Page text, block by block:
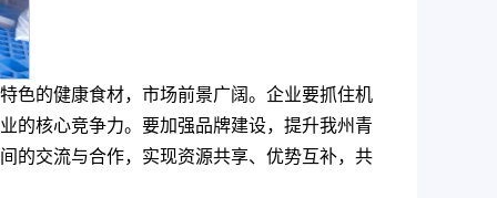
色的健康食材，市场前景广阔。企业要抓住机
的核心竞争力。要加强品牌建设，提升我州青
的交流与合作，实现资源共享、优势互补，共